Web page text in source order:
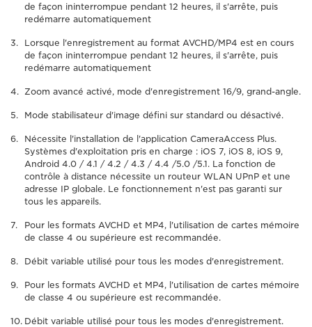
de façon ininterrompue pendant 12 heures, il s'arrête, puis
redémarre automatiquement
Lorsque l'enregistrement au format AVCHD/MP4 est en cours
de façon ininterrompue pendant 12 heures, il s'arrête, puis
redémarre automatiquement
Zoom avancé activé, mode d'enregistrement 16/9, grand-angle.
Mode stabilisateur d'image défini sur standard ou désactivé.
Nécessite l'installation de l'application CameraAccess Plus.
Systèmes d'exploitation pris en charge : iOS 7, iOS 8, iOS 9,
Android 4.0 / 4.1 / 4.2 / 4.3 / 4.4 /5.0 /5.1. La fonction de
contrôle à distance nécessite un routeur WLAN UPnP et une
adresse IP globale. Le fonctionnement n'est pas garanti sur
tous les appareils.
Pour les formats AVCHD et MP4, l'utilisation de cartes mémoire
de classe 4 ou supérieure est recommandée.
Débit variable utilisé pour tous les modes d'enregistrement.
Pour les formats AVCHD et MP4, l'utilisation de cartes mémoire
de classe 4 ou supérieure est recommandée.
Débit variable utilisé pour tous les modes d'enregistrement.